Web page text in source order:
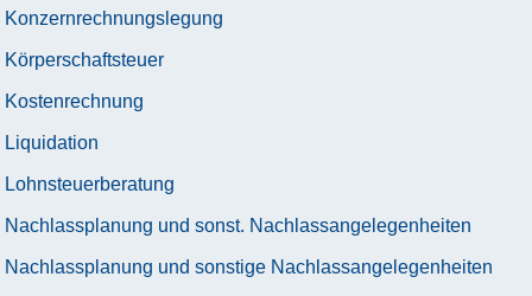
Konzernrechnungslegung
Körperschaftsteuer
Kostenrechnung
Liquidation
Lohnsteuerberatung
Nachlassplanung und sonst. Nachlassangelegenheiten
Nachlassplanung und sonstige Nachlassangelegenheiten